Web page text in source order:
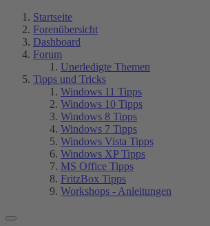
Startseite
Forenübersicht
Dashboard
Forum
Unerledigte Themen
Tipps und Tricks
Windows 11 Tipps
Windows 10 Tipps
Windows 8 Tipps
Windows 7 Tipps
Windows Vista Tipps
Windows XP Tipps
MS Office Tipps
FritzBox Tipps
Workshops - Anleitungen